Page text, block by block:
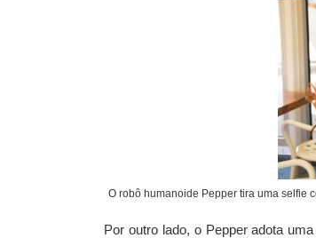
O robô humanoide Pepper tira uma selfie
Por outro lado, o Pepper adota